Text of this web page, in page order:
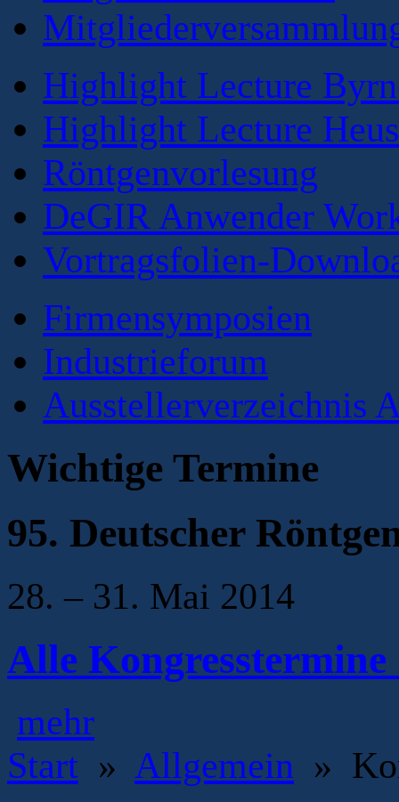
Highlight Lecture
Highlight Lecture
Röntgenvorlesung
DeGIR Anwender
Vortragsfolien-
Firmensymposien
Industrieforum
Ausstellerverzeichnis
Wichtige Termine
95. Deutscher
28. – 31. Mai 2014
Alle Kongresstermine
mehr
Start » Allgemein »